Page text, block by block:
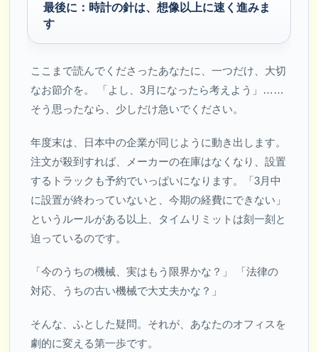
最後に：時計の針は、想像以上に速く進みま
す
ここまで読んでくださったあなたに、一つだけ、大切
なお節介を。 「よし、3月になったら考えよう」……
そう思ったなら、少しだけ急いでください。
年度末は、日本中の企業が同じように動き出します。
注文が殺到すれば、メーカーの在庫はなくなり、設置
するトラックも予約でいっぱいになります。「3月中
に設置が終わっていないと、今期の経費にできない」
というルールがある以上、タイムリミットは刻一刻と
迫っているのです。
「今のうちの機械、実はもう限界かな？」 「法律の
対応、うちの古い機械で大丈夫かな？」
そんな、ふとした疑問。それが、あなたのオフィスを
劇的に変える第一歩です。